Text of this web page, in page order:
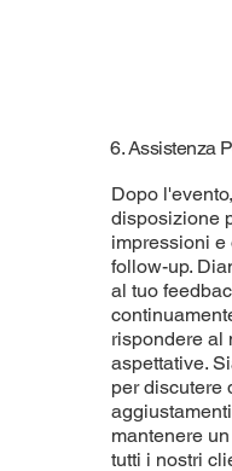
6. Assistenza
Dopo
disposizione
impressioni e
follow-up.
al tuo
rispondere al
aspettative.
per discutere
mantenere
tutti i nostri